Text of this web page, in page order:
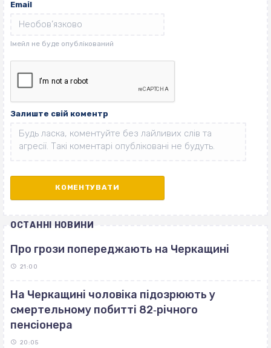
Email
Залиште свій коментр
ОСТАННІ НОВИНИ
Про грози попереджають на Черкащині
21:00
На Черкащині чоловіка підозрюють у
смертельному побитті 82‐річного
пенсіонера
20:05